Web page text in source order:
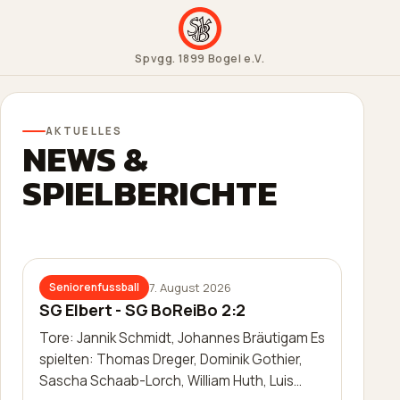
Spvgg. 1899 Bogel e.V.
AKTUELLES
NEWS &
SPIELBERICHTE
Seniorenfussball 7. August 2026
SG Elbert - SG BoReiBo 2:2
Tore: Jannik Schmidt, Johannes Bräutigam Es
spielten: Thomas Dreger, Dominik Gothier,
Sascha Schaab-Lorch, William Huth, Luis